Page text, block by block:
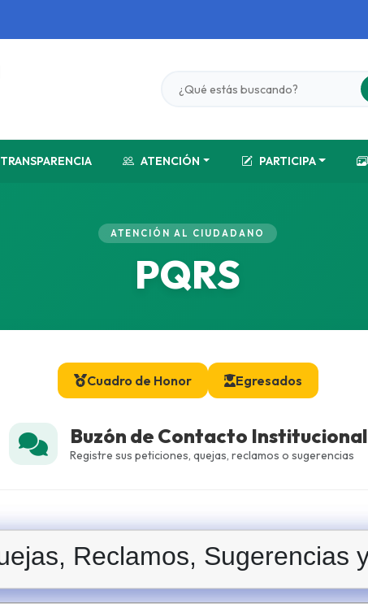
TRANSPARENCIA ATENCIÓN PARTICIPA
ATENCIÓN AL CIUDADANO
PQRS
Cuadro de Honor Egresados
Buzón de Contacto Institucional
Registre sus peticiones, quejas, reclamos o sugerencias